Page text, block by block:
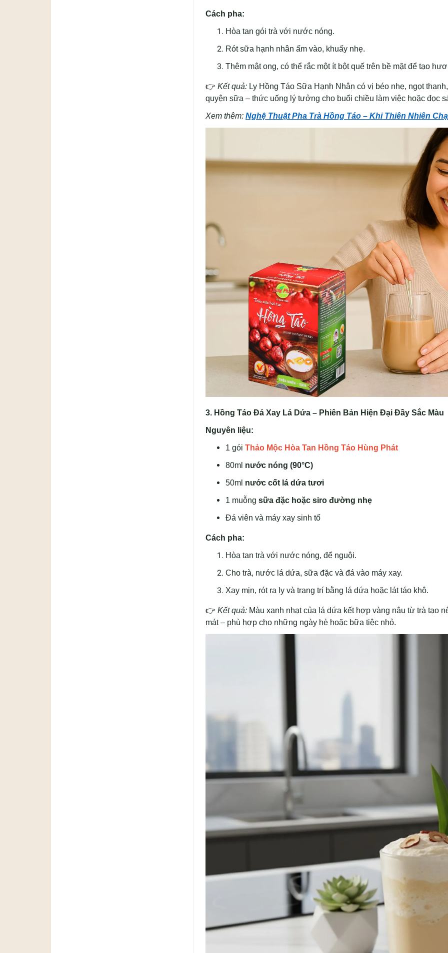
Cách pha:
Hòa tan gói trà với nước nóng.
Rót sữa hạnh nhân ấm vào, khuấy nhẹ.
Thêm mật ong, có thể rắc một ít bột quế trên bề mặt để tạo
👉 Kết quả: Ly Hồng Táo Sữa Hạnh Nhân có vị béo nhẹ, ngọt
quyện sữa – thức uống lý tưởng cho buổi chiều làm việc hoặc đọc
Xem thêm: Nghệ Thuật Pha Trà Hồng Táo – Khi Thiên Nhiên
3. Hồng Táo Đá Xay Lá Dứa – Phiên Bản Hiện Đại Đầy Sắc Màu
Nguyên liệu:
1 gói Thảo Mộc Hòa Tan Hồng Táo Hùng Phát
80ml nước nóng (90°C)
50ml nước cốt lá dứa tươi
1 muỗng sữa đặc hoặc siro đường nhẹ
Đá viên và máy xay sinh tố
Cách pha:
Hòa tan trà với nước nóng, để nguội.
Cho trà, nước lá dứa, sữa đặc và đá vào máy xay.
Xay mịn, rót ra ly và trang trí bằng lá dứa hoặc lát táo khô.
👉 Kết quả: Màu xanh nhạt của lá dứa kết hợp vàng nâu từ trà tạo
mát – phù hợp cho những ngày hè hoặc bữa tiệc nhỏ.